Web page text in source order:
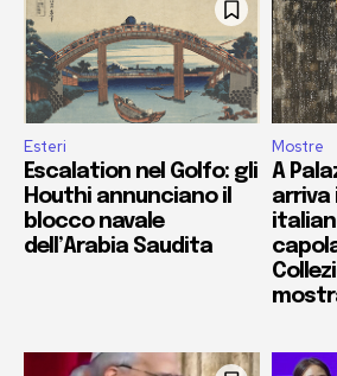
Esteri
Escalation nel Golfo: gli
Houthi annunciano il
blocco navale
dell’Arabia Saudita
Mostre
A
arriva